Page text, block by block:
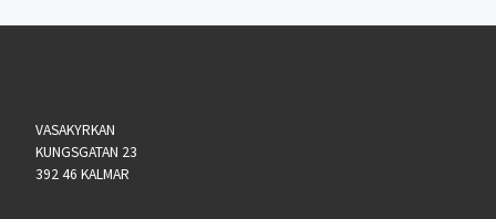
VASAKYRKAN
KUNGSGATAN 23
392 46 KALMAR